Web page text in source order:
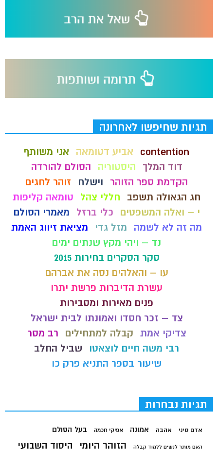
תגיות שחיפשו לאחרונה
contention אביע דטומאה
אני משותף
דוד המלך
היסטוריה
הסולם להורדה
הקדמת ספר הזוהר
וישלח
זוהר לחגים
חג הגאולה תשפב
חללי צהל
טומאה קליפות
י – ואלה המשפטים
כלי ברזל
מאמרי הסולם
מה זה לא לשמה
מזל גדי
מציאת זיווג האמת
נד – ויהי מקץ שנתים ימים
סקר הסקרים בחירות 2015
עו – והאלהים נסה את אברהם
עשרת הדיברות פרשת יתרו
פנים מאירות ומסבירות
צד – זכר חסדו ואמונתו לבית ישראל
צדיקי אמת קבלה למתחילים
רב מסר
רבי משה חיים לוצאטו
שביל החלב
שיעור בספר התניא פרק כו
תגיות נבחרות
אדם סיני אהבה אמונה אפיקי חכמה בעל הסולם
האם מותר לנשים ללמוד קבלה הזוהר היומי היסוד השבועי